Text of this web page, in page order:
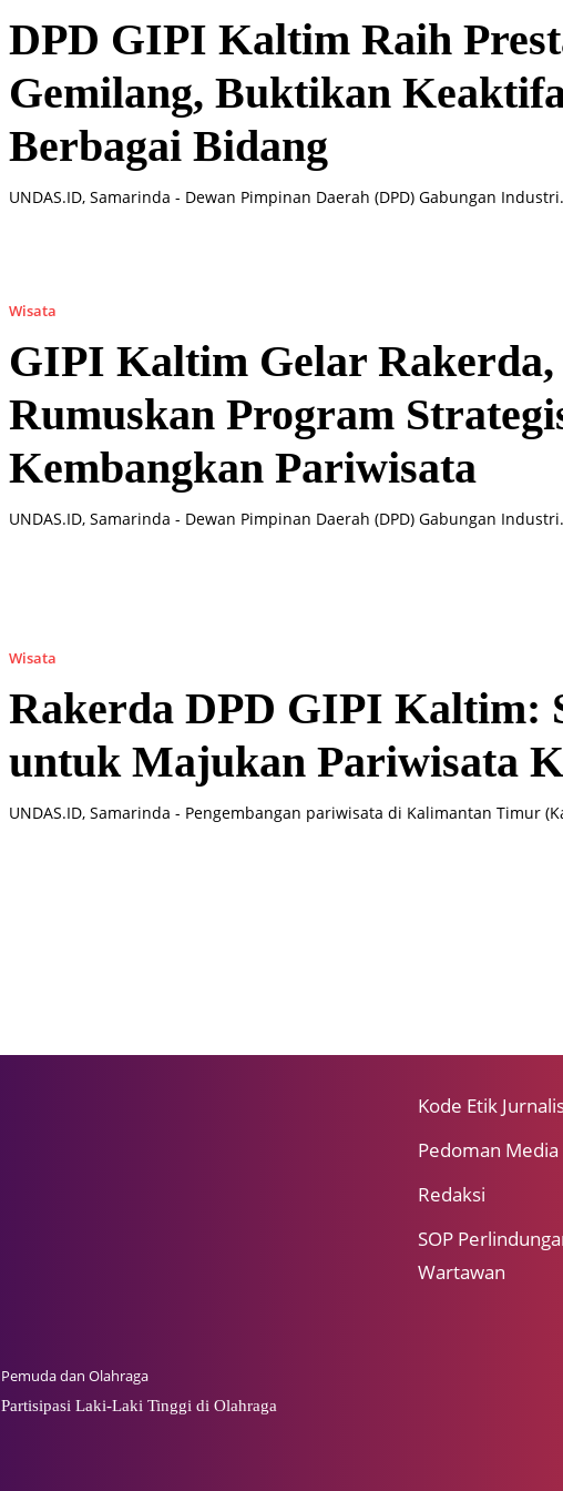
DPD GIPI Kaltim Raih
Gemilang, Buktikan
Berbagai Bidang
UNDAS.ID, Samarinda - Dewan Pimpinan Daerah (DPD) Gabungan
Wisata
GIPI Kaltim Gelar Rakerda,
Rumuskan Program
Kembangkan Pariwisata
UNDAS.ID, Samarinda - Dewan Pimpinan Daerah (DPD) Gabungan
Wisata
Rakerda DPD GIPI Kaltim:
untuk Majukan Pariwisata
UNDAS.ID, Samarinda - Pengembangan pariwisata di Kalimantan Timur
Pemuda dan Olahraga
Partisipasi Laki-Laki Tinggi di Olahraga
Kode Etik
Pedoman Media
Redaksi
SOP
Wartawan